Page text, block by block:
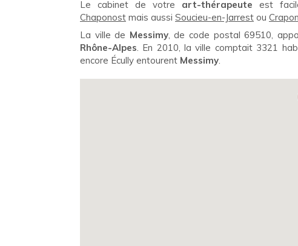
Le cabinet de votre art-thérapeute est
Chaponost mais aussi Soucieu-en-Jarrest ou
La ville de Messimy, de code postal 69510,
Rhône-Alpes. En 2010, la ville comptait 3321
encore Écully entourent Messimy.